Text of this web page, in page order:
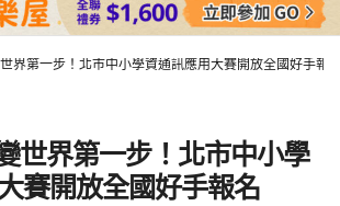
界第一步！北市中小學資通訊應用大賽開放全國好手報
世界第一步！北市中小學
賽開放全國好手報名